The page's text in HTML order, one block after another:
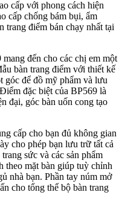
cấp với phong cách hiện
cấp chống bám bụi, ẩm
trang điểm bán chạy nhất tại
đến cho các chị em một
bàn trang điểm với thiết kế
góc để đồ mỹ phẩm và lưu
đặc biệt của BP569 là
đại, góc bàn uốn cong tạo
cấp cho bạn đủ không gian
cho phép bạn lưu trữ tất cả
sức và các sản phẩm
theo mặt bàn giúp tuỳ chỉnh
nhà bạn. Phần tay núm mở
cho tổng thể bộ bàn trang